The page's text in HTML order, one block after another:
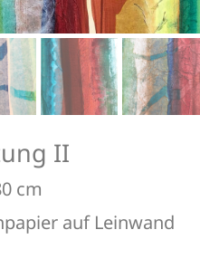
II
cm
auf Leinwand